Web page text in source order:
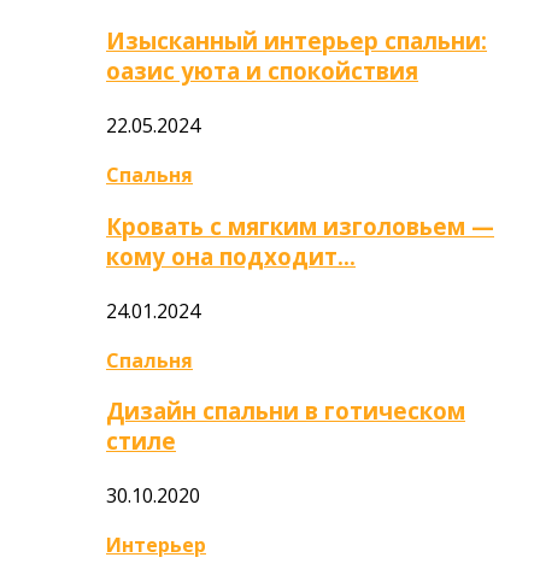
Изысканный интерьер спальни:
оазис уюта и спокойствия
22.05.2024
Спальня
Кровать с мягким изголовьем —
кому она подходит…
24.01.2024
Спальня
Дизайн спальни в готическом
стиле
30.10.2020
Интерьер